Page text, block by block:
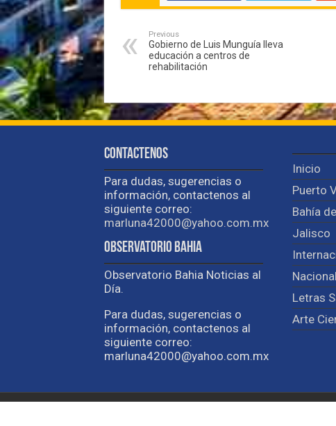
Previous
Gobierno de Luis Munguía lleva
educación a centros de
rehabilitación
Contactenos
Para dudas, sugerencias o
información, contactenos al
siguiente correo:
marluna42000@yahoo.com.mx
Observatorio Bahia
Observatorio Bahia Noticias al
Día.
Para dudas, sugerencias o
información, contactenos al
siguiente correo:
marluna42000@yahoo.com.mx
Inicio
Puerto
Bahía
Jalisco
Nacional
Letras
Arte